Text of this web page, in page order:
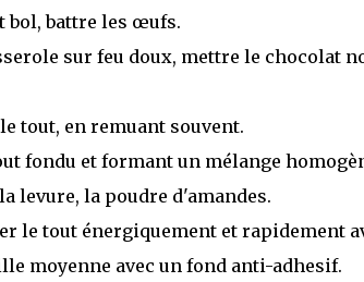
bol, battre les œufs.
sur feu doux, mettre le chocolat
tout, en remuant souvent.
fondu et formant un mélange
levure, la poudre d'amandes.
le tout énergiquement et rapidement
moyenne avec un fond anti-adhesif.